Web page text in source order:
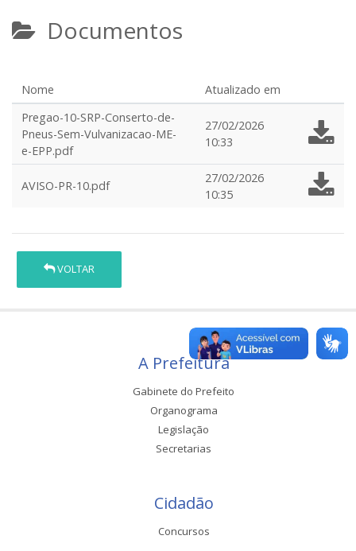
Documentos
Nome
Atualizado em
Pregao-10-SRP-Conserto-de-
Pneus-Sem-Vulvanizacao-ME-
e-EPP.pdf
27/02/2026
10:33
AVISO-PR-10.pdf
27/02/2026
10:35
VOLTAR
A Prefeitura
Gabinete do Prefeito
Organograma
Legislação
Secretarias
Cidadão
Concursos